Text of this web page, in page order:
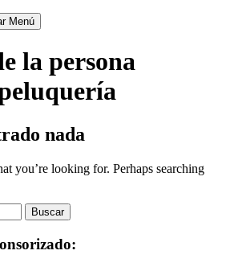
Menú
la persona
nada
you’re looking for. Perhaps searching